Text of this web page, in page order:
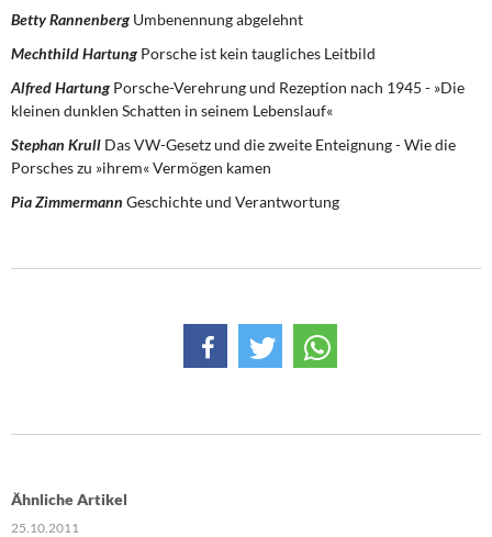
Betty Rannenberg Umbenennung abgelehnt
Mechthild Hartung Porsche ist kein taugliches Leitbild
Alfred Hartung Porsche-Verehrung und Rezeption nach 1945 - »Die
kleinen dunklen Schatten in seinem Lebenslauf«
Stephan Krull Das VW-Gesetz und die zweite Enteignung- Wie die
Porsches zu »ihrem« Vermögen kamen
Pia Zimmermann Geschichte und Verantwortung
Ähnliche Artikel
25.10.2011